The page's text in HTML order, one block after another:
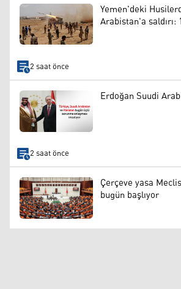
Yemen'deki
Arabistan'a saldırı:
2 saat önce
Erdoğan Suudi
2 saat önce
Çerçeve yasa
bugün başlıyor